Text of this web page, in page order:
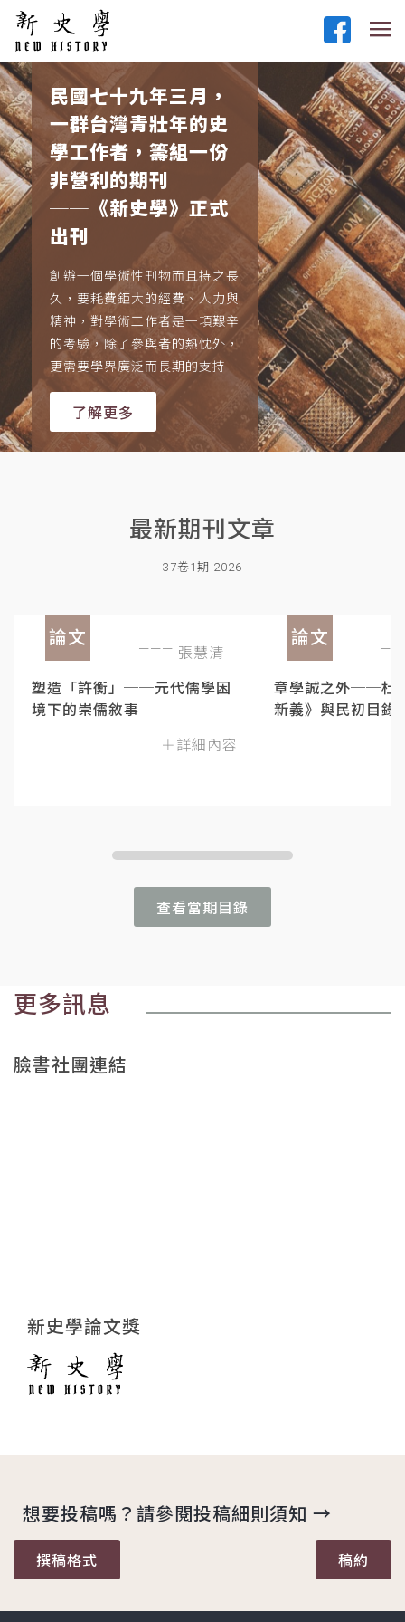
民國七十九年三月，
一群台灣青壯年的史
學工作者，籌組一份
非營利的期刊
──《新史學》正式
出刊
創辦一個學術性刊物而且持之長
久，要耗費鉅大的經費、人力與
精神，對學術工作者是一項艱辛
的考驗，除了參與者的熱忱外，
更需要學界廣泛而長期的支持
了解更多
最新期刊文章
37卷1期 2026
論文
張慧清
塑造「許衡」──元代儒學困
境下的崇儒敘事
＋詳細內容
論文
章學誠之外──杜
新義》與民初目錄
查看當期目錄
更多訊息
臉書社團連結
新史學論文獎
想要投稿嗎？請參閱投稿細則須知 →
撰稿格式 稿約